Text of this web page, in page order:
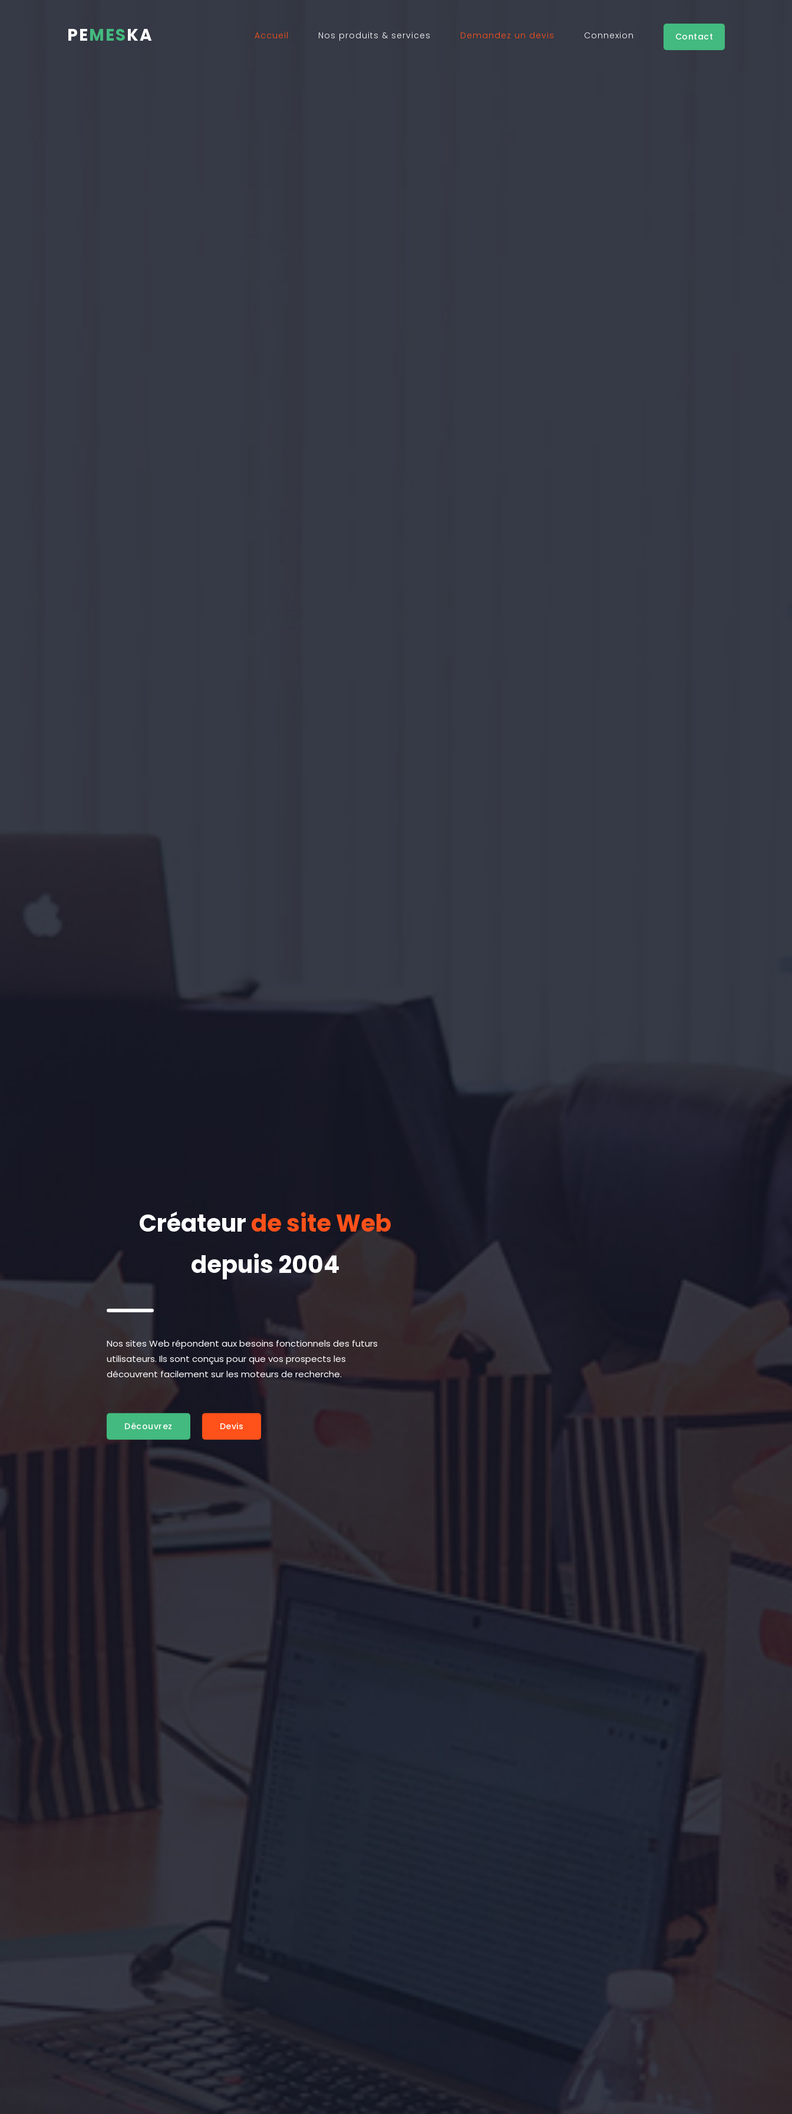
PEMESKA Accueil Nos produits & services Demandez un devis Connexion Contact
Créateurde site Web
depuis 2004
Nos sites Web répondent aux besoins fonctionnels des futurs
utilisateurs. Ils sont conçus pour que vos prospects les
découvrent facilement sur les moteurs de recherche.
Découvrez Devis
utilisateurs. Ils sont conçus pour que vos prospects les
découvrent facilement sur les moteurs de recherche.